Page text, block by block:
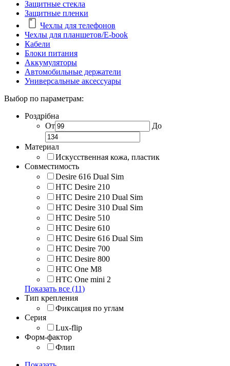
Защитные стекла
Защитные пленки
Чехлы для телефонов
Чехлы для планшетов/E-book
Кабели
Блоки питания
Аккумуляторы
Автомобильные держатели
Универсальные аксессуары
Выбор по параметрам:
Роздрібна
От
До
Материал
Искусственная кожа, пластик
Совместимость
Desire 616 Dual Sim
HTC Desire 210
HTC Desire 210 Dual Sim
HTC Desire 310 Dual Sim
HTC Desire 510
HTC Desire 610
HTC Desire 616 Dual Sim
HTC Desire 700
HTC Desire 800
HTC One M8
HTC One mini 2
Показать все (11)
Тип крепления
Фиксация по углам
Серия
Lux-flip
Форм-фактор
Флип